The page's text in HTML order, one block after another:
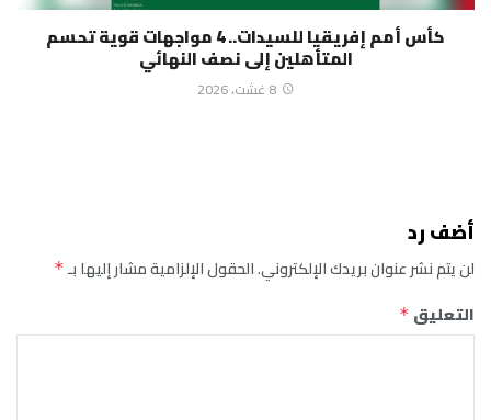
كأس أمم إفريقيا للسيدات.. 4 مواجهات قوية تحسم
المتأهلين إلى نصف النهائي
8 غشت، 2026
أضف رد
لن يتم نشر عنوان بريدك الإلكتروني.الحقول الإلزامية مشار إليها بـ*
التعليق *